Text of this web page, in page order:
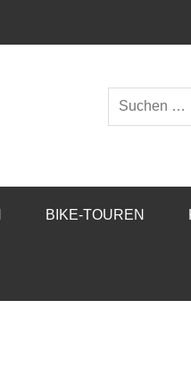
BIKE-TOUREN